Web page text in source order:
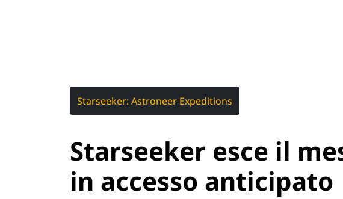
Starseeker: Astroneer Expeditions
Starseeker esce il
in accesso anticipato